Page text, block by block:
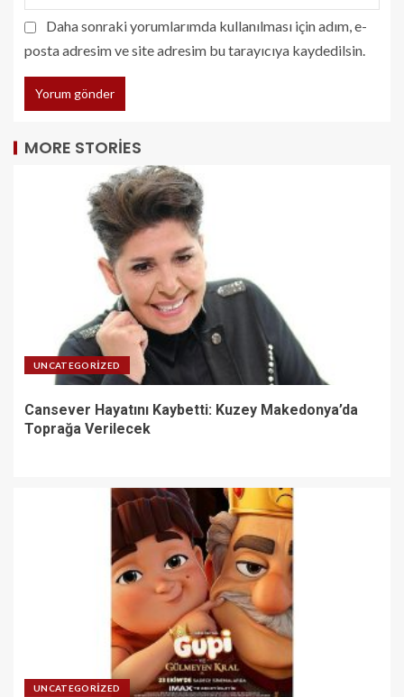
Daha sonraki yorumlarımda kullanılması için adım, e-
posta adresim ve site adresim bu tarayıcıya kaydedilsin.
MORE STORIES
UNCATEGORIZED
Cansever Hayatını Kaybetti: Kuzey Makedonya’da
Toprağa Verilecek
UNCATEGORIZED